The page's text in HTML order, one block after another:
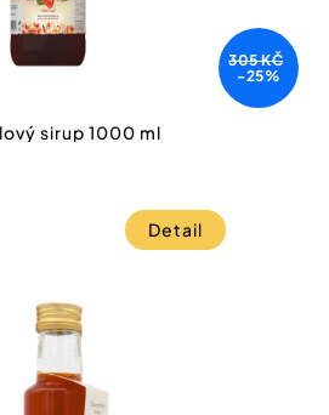
305 KČ
-25%
sirup 1000 ml
Detail